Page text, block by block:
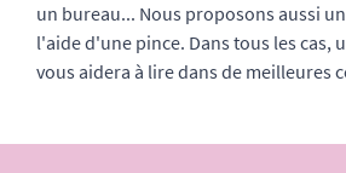
un bureau... Nous proposons aussi
l'aide d'une pince. Dans tous les cas,
vous aidera à lire dans de meilleures